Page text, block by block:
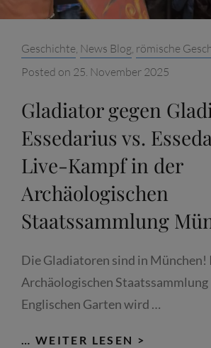
MÜNCHEN
Categories:
Geschichte News Blog römische
Posted on 25. November 2025
Gladiator gegen
Essedarius vs.
Live-Kampf in der
Archäologischen
Staatssammlung
Die Gladiatoren sind in München!
Archäologischen
Englischen Garten wird …
… WEITER LESEN >